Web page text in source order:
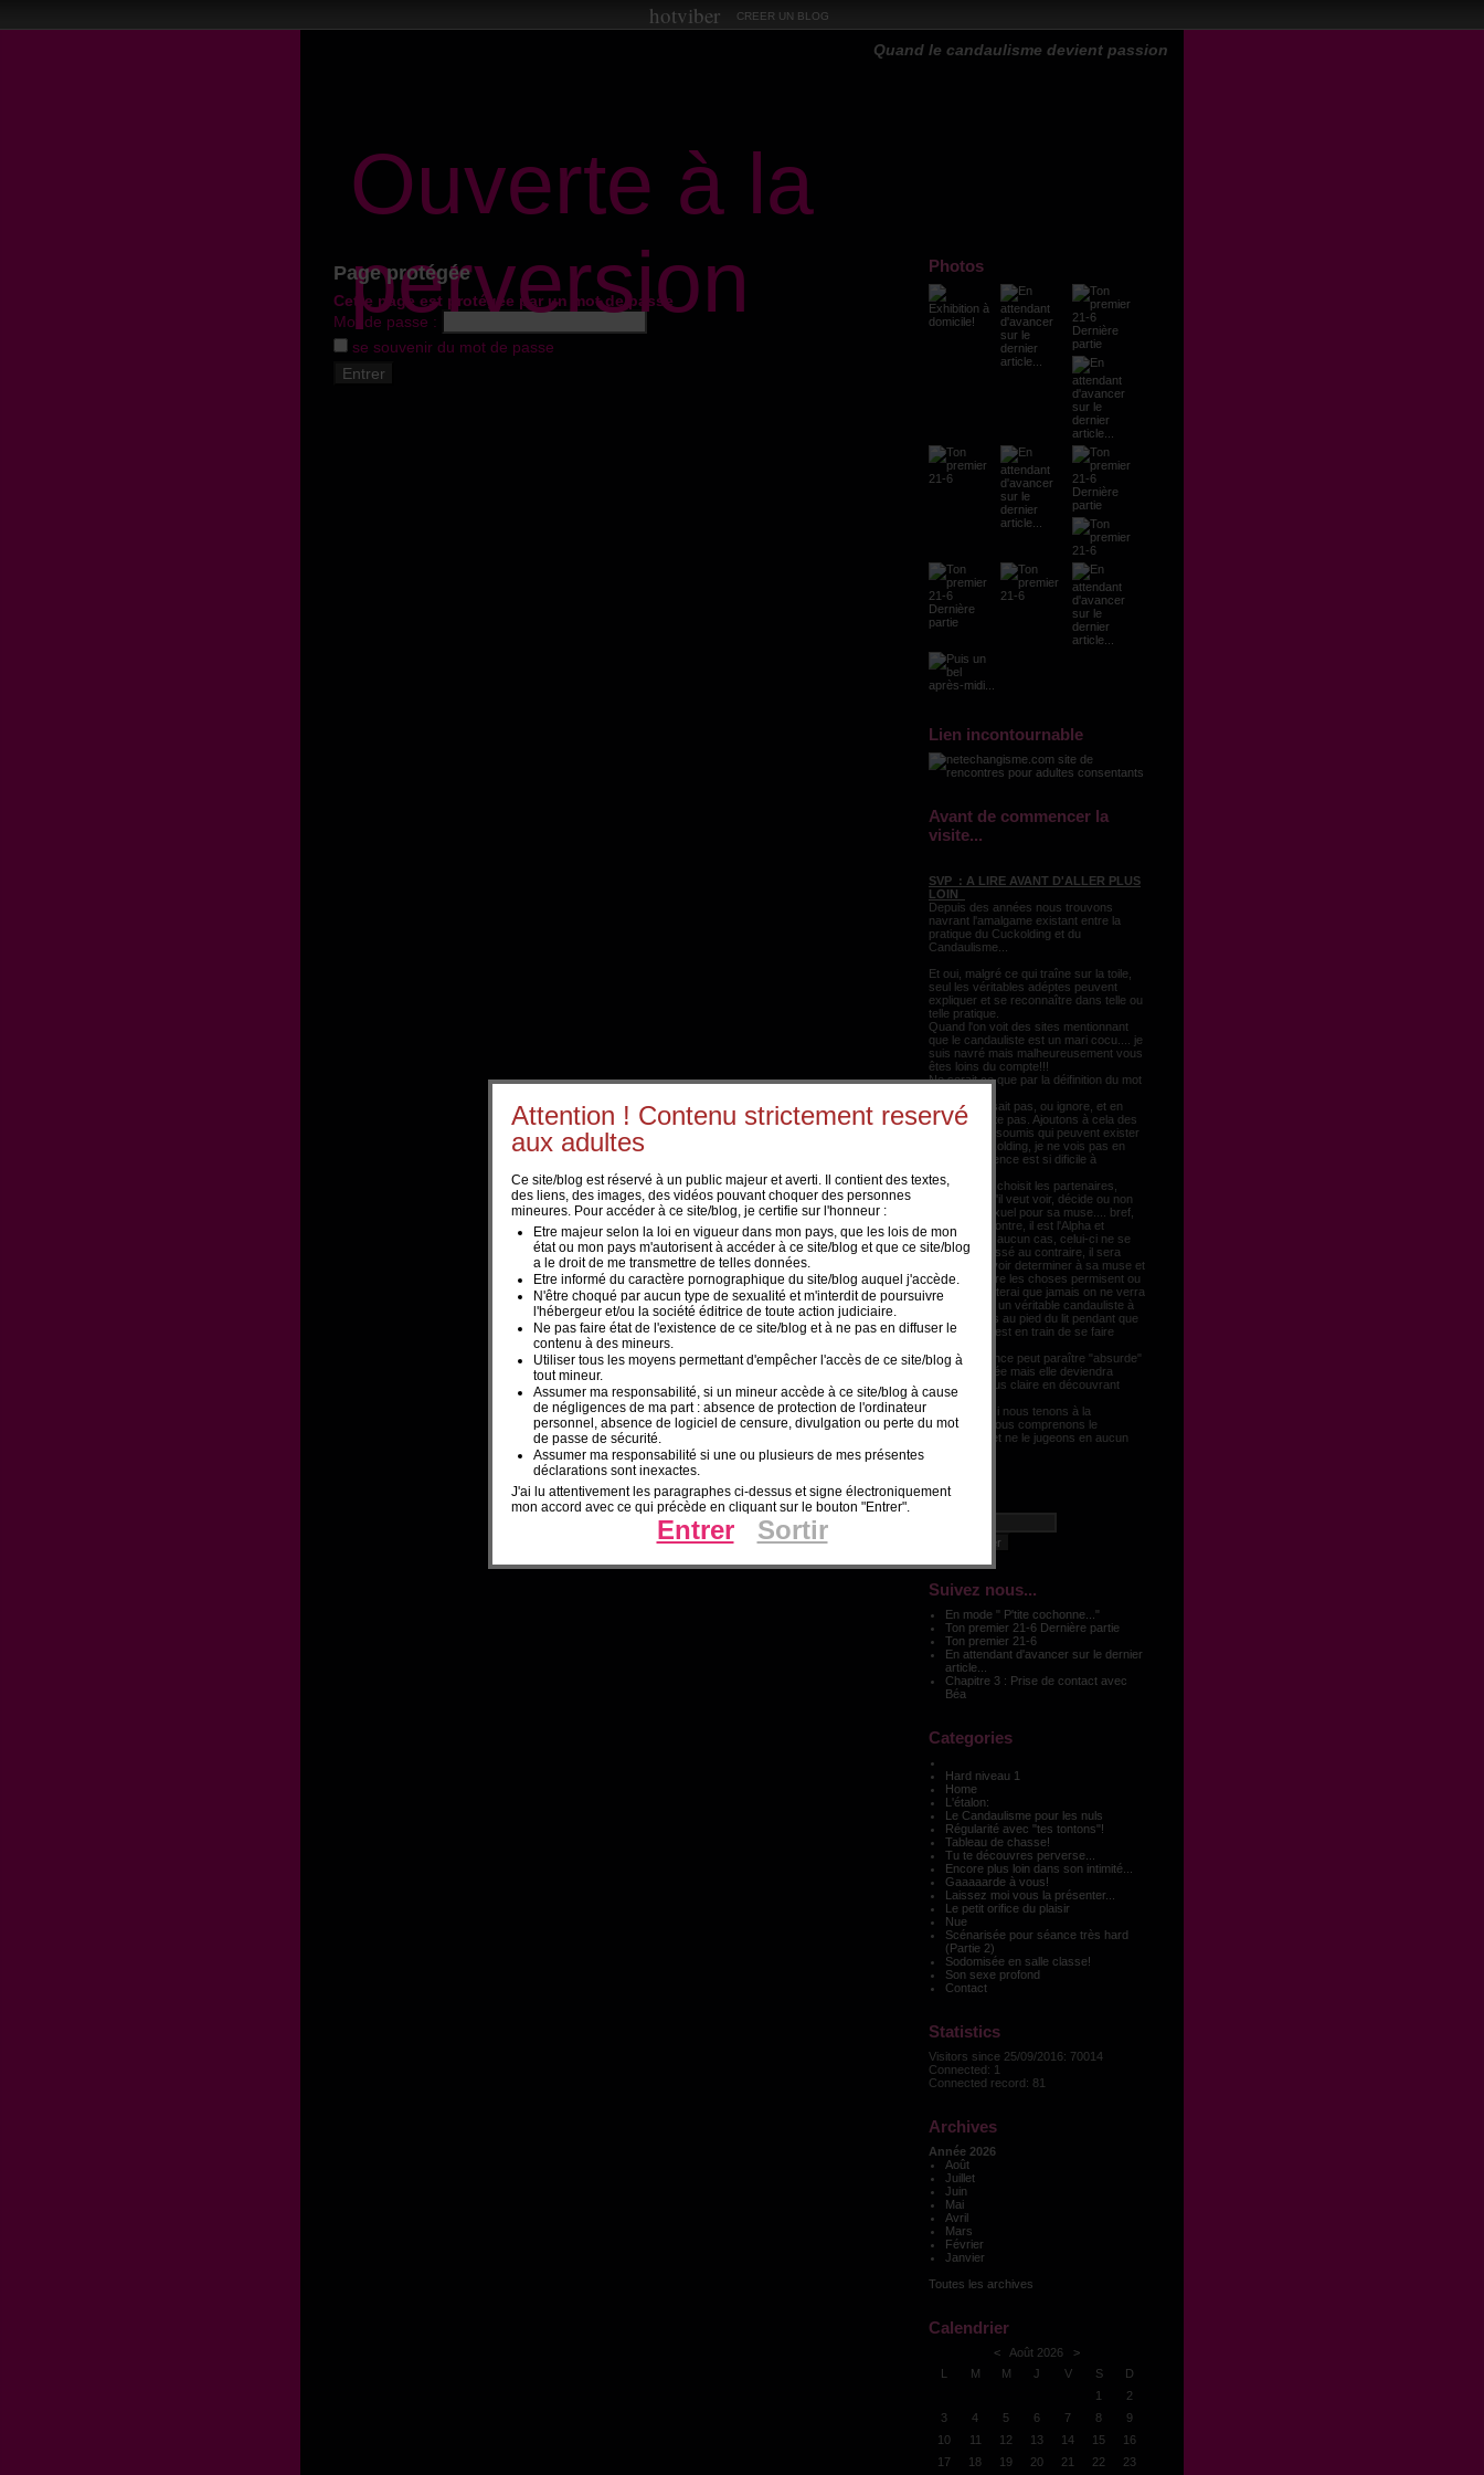
Ouverte à la
perversion
Quand le candaulisme devient passion
Photos
Lien incontournable
Avant de commencer la
visite...
SVP : A LIRE AVANT D'ALLER PLUS
LOIN
Depuis des années nous trouvons
navrant l'amalgame existant entre la
pratique du Cuckolding et du
Candaulisme...
Et oui, malgré ce qui traîne sur la toile,
seul les véritables adéptes peuvent
expliquer et se reconnaître dans telle ou
telle pratique.
Quand l'on voit des sites mentionnant
que le candauliste est un mari cocu.... je
suis navré mais malheureusement vous
êtes loins du compte!!!
Ne serait ce que par la déifinition du mot
Le cocu ne sait pas, ou ignore, et en
plus ne profite pas. Ajoutons à cela des
positions de soumis qui peuvent exister
dans le cuckolding, je ne vois pas en
quoi la différence est si dificile à
comprendre.
Candaule lui choisit les partenaires,
choisit ce qu'il veut voir, décide ou non
d'un acte sexuel pour sa muse.... bref,
dans la rencontre, il est l'Alpha et
l'Oméga. En aucun cas, celui-ci ne se
sentira rabaissé au contraire, il sera
fière de pouvoir determiner à sa muse et
son partenaire les choses permisent ou
non.... J'ajouterai que jamais on ne verra
par exemple un véritable candauliste à
quatre pattes au pied du lit pendant que
son épouse est en train de se faire
Cette différence peut paraître "absurde"
ou non vérifiée mais elle deviendra
beaucoup plus claire en découvrant
notre blog....
PS : Même si nous tenons à la
différence, nous comprenons le
Cuckolding et ne le jugeons en aucun
Search
Suivez nous...
En mode " P'tite cochonne..."
Ton premier 21-6 Dernière partie
Ton premier 21-6
En attendant d'avancer sur le dernier
article...
Chapitre 3 : Prise de contact avec
Béa
Categories
Hard niveau 1
Home
L'étalon:
Le Candaulisme pour les nuls
Régularité avec "tes tontons"!
Tableau de chasse!
Tu te découvres perverse...
Encore plus loin dans son intimité...
Gaaaaarde à vous!
Laissez moi vous la présenter...
Le petit orifice du plaisir
Nue
Scénarisée pour séance très hard
(Partie 2)
Sodomisée en salle classe!
Son sexe profond
Contact
Statistics
Visitors since 25/09/2016: 70014
Connected: 1
Connected record: 81
Archives
Année 2026
Août
Juillet
Juin
Mai
Avril
Mars
Février
Janvier
Toutes les archives
Calendrier
< Août 2026 >
L
M M J V S
D
1
2
3
4 5 6 7 8
9
10
11 12 13 14 15
16
17
18 19 20 21 22 23
Page protégée
Cette page est protégée par un mot de passe
Mot de passe :
se souvenir du mot de passe
hotviber CREER UN BLOG
Attention ! Contenu strictement reservé
aux adultes
Ce site/blog est réservé à un public majeur et averti. Il contient des textes,
des liens, des images, des vidéos pouvant choquer des personnes
mineures. Pour accéder à ce site/blog, je certifie sur l'honneur :
Etre majeur selon la loi en vigueur dans mon pays, que les lois de mon
état ou mon pays m'autorisent à accéder à ce site/blog et que ce site/blog
a le droit de me transmettre de telles données.
Etre informé du caractère pornographique du site/blog auquel j'accède.
N'être choqué par aucun type de sexualité et m'interdit de poursuivre
l'hébergeur et/ou la société éditrice de toute action judiciaire.
Ne pas faire état de l'existence de ce site/blog et à ne pas en diffuser le
contenu à des mineurs.
Utiliser tous les moyens permettant d'empêcher l'accès de ce site/blog à
tout mineur.
Assumer ma responsabilité, si un mineur accède à ce site/blog à cause
de négligences de ma part : absence de protection de l'ordinateur
personnel, absence de logiciel de censure, divulgation ou perte du mot
de passe de sécurité.
Assumer ma responsabilité si une ou plusieurs de mes présentes
déclarations sont inexactes.
J'ai lu attentivement les paragraphes ci-dessus et signe électroniquement
mon accord avec ce qui précède en cliquant sur le bouton "Entrer".
Entrer Sortir